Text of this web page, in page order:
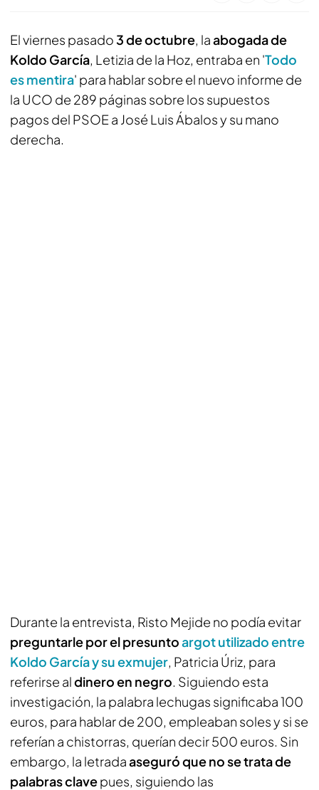
El viernes pasado3 de octubre, laabogada de
Koldo García, Letizia de la Hoz, entraba en 'Todo
es mentira' para hablar sobre el nuevo informe de
la UCO de 289 páginas sobre los supuestos
pagos del PSOE a José Luis Ábalos y su mano
derecha.
Durante la entrevista, Risto Mejide no podía evitar
preguntarle por el presuntoargot utilizado entre
Koldo García y su exmujer, Patricia Úriz, para
referirse aldinero en negro. Siguiendo esta
investigación, la palabra lechugas significaba 100
euros, para hablar de 200, empleaban soles y si se
referían a chistorras, querían decir 500 euros. Sin
embargo, la letradaaseguró que no se trata de
palabras clavepues, siguiendo las